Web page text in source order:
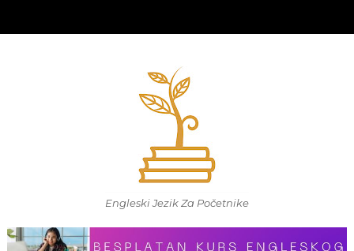
Engleski Jezik Za Početnike